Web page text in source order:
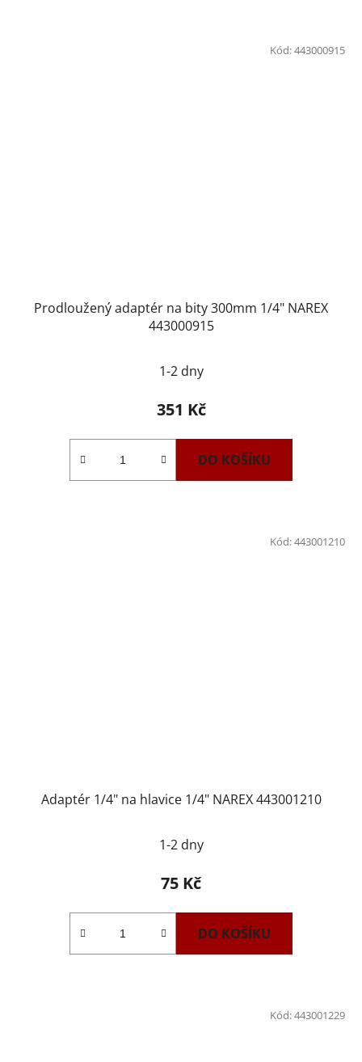
Prodloužený adaptér na bity 300mm 1/4" NAREX
443000915
1-2 dny
351 Kč
DO KOŠÍKU
Kód:443000915
Adaptér 1/4" na hlavice 1/4" NAREX 443001210
1-2 dny
75 Kč
DO KOŠÍKU
Kód:443001210
Kód:443001229